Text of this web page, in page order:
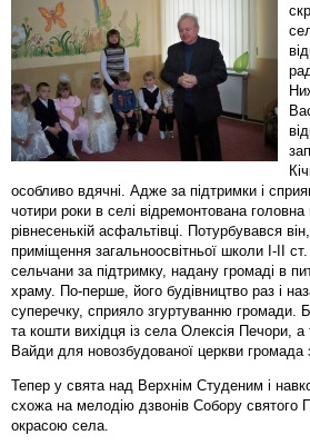
особливо вдячні. Адже за підтримки і
чотири роки в селі відремонтована
рівнесенькій асфальтівці. Потурбувався
приміщення загальноосвітньої школи І-ІІ
сельчани за підтримку, надану громаді в
храму. По-перше, його будівництво раз і
суперечку, сприяло згуртуванню громади.
та кошти вихідця із села Олексія Печори,
Вайди для новозбудованої церкви громада
Тепер у свята над Верхнім Студеним і
схожа на мелодію дзвонів Собору
окрасою села.